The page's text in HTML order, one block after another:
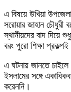
এ বিষয়ে উখিয়া
সরোয়ার জাহান
স্থানীয়দের বাদ দিয়ে
বরং পুরো শিক্ষা
এ ঘটনায় জানতে চাইলে
ইসলামের সঙ্গে
করেননি।